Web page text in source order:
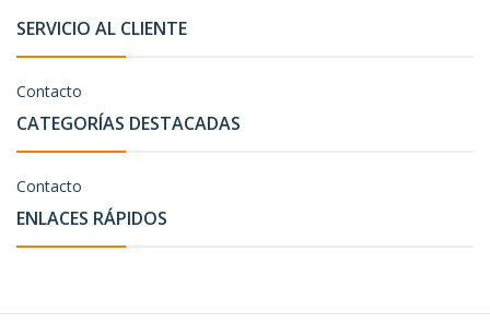
SERVICIO AL CLIENTE
Contacto
CATEGORÍAS DESTACADAS
Contacto
ENLACES RÁPIDOS